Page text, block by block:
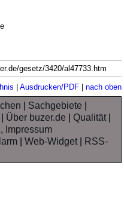
gesetz/3420/al47733.htm
| Ausdrucken/PDF| nach oben
Sachgebiete
Über buzer.de |Qualität|
Impressum
|Web-Widget|
RSS-